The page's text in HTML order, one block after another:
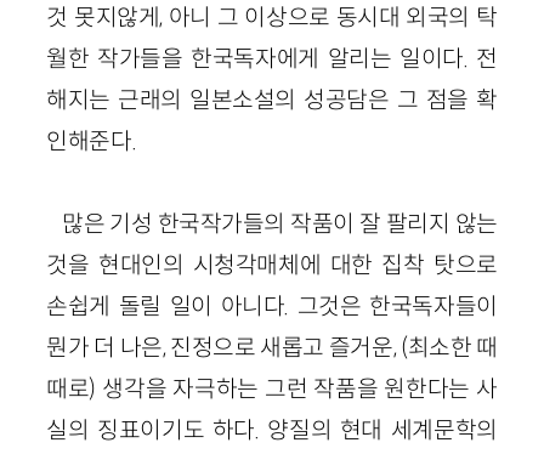
것 못지않게, 아니 그 이상으로 동시대 외국의 탁
월한 작가들을 한국독자에게 알리는 일이다. 전
해지는 근래의 일본소설의 성공담은 그 점을 확
인해준다.
많은 기성 한국작가들의 작품이 잘 팔리지 않는
것을 현대인의 시청각매체에 대한 집착 탓으로
손쉽게 돌릴 일이 아니다. 그것은 한국독자들이
뭔가 더 나은, 진정으로 새롭고 즐거운, (최소한 때
때로) 생각을 자극하는 그런 작품을 원한다는 사
실의 징표이기도 하다. 양질의 현대 세계문학의